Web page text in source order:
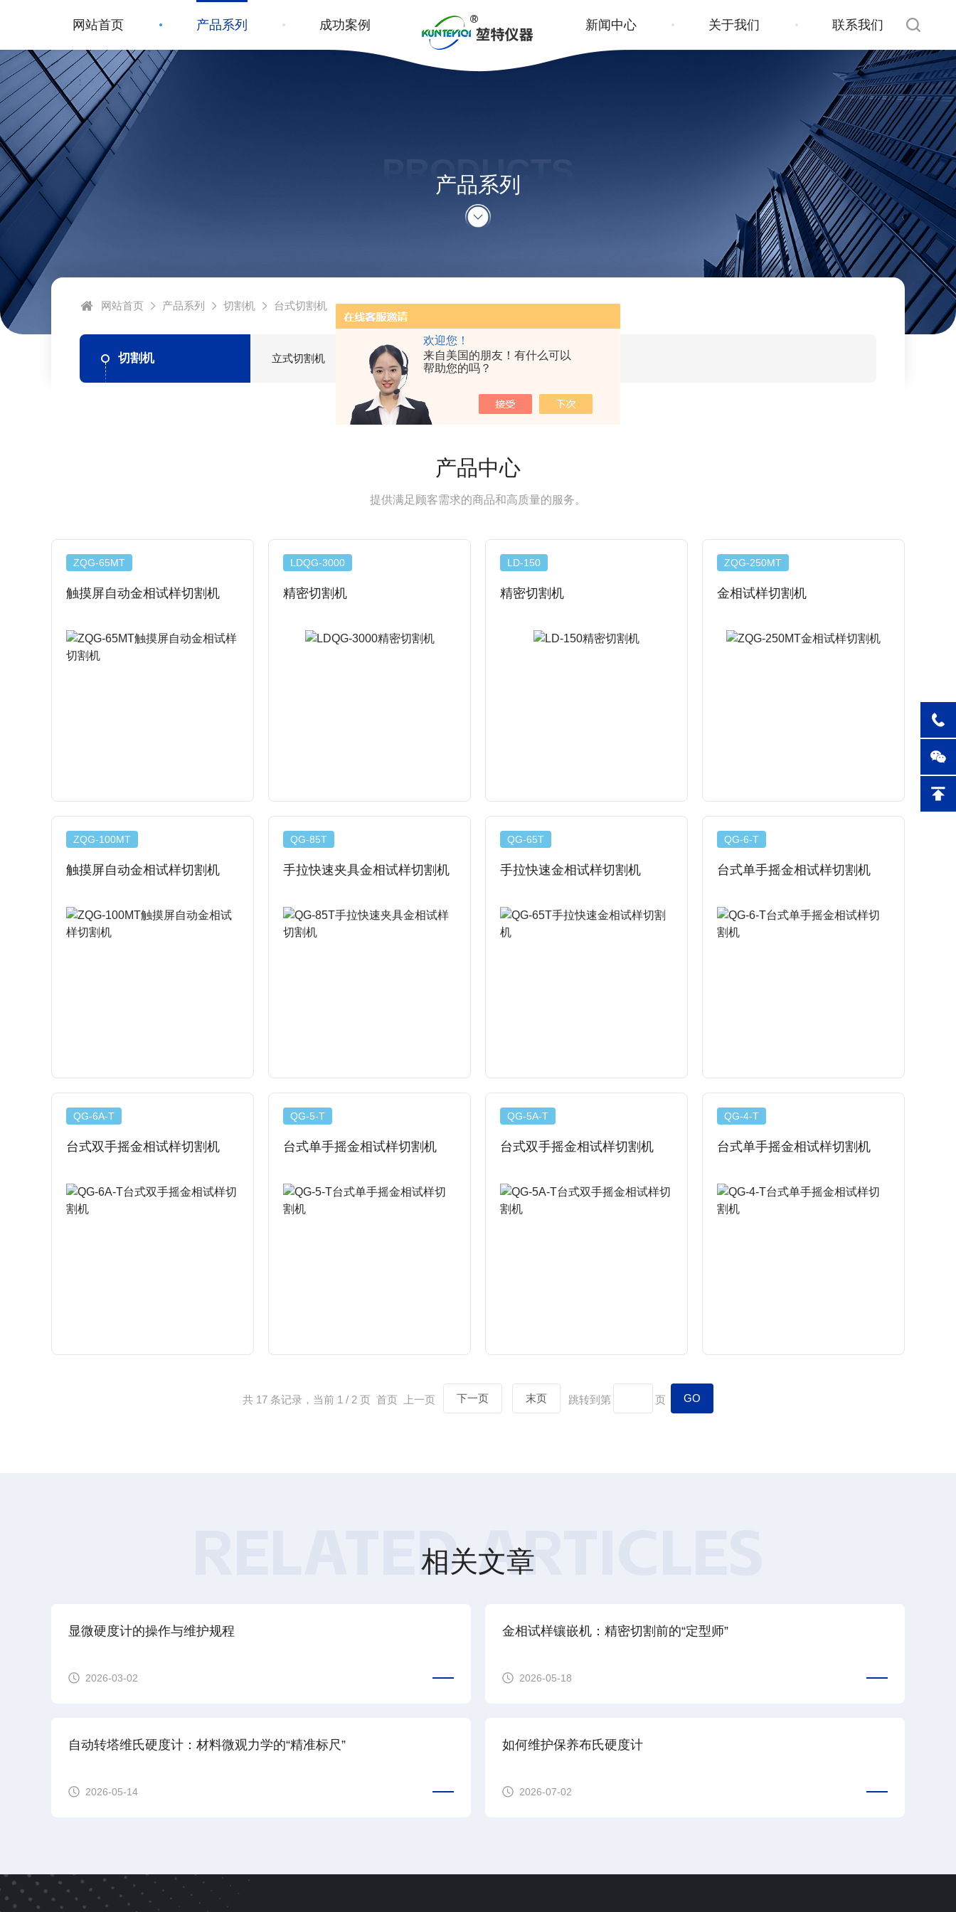
欢迎您！
来自美国的朋友！有什么可以
帮助您的吗？
网站首页 产品系列 成功案例 新闻中心 关于我们 联系我们
PRODUCTS
产品系列
网站首页 产品系列 切割机 台式切割机
切割机 立式切割机 台式切割机
产品中心
提供满足顾客需求的商品和高质量的服务。
ZQG-65MT
触摸屏自动金相试样切割机
LDQG-3000
精密切割机
LD-150
精密切割机
ZQG-250MT
金相试样切割机
ZQG-100MT
触摸屏自动金相试样切割机
QG-85T
手拉快速夹具金相试样切割机
QG-65T
手拉快速金相试样切割机
QG-6-T
台式单手摇金相试样切割机
QG-6A-T
台式双手摇金相试样切割机
QG-5-T
台式单手摇金相试样切割机
QG-5A-T
台式双手摇金相试样切割机
QG-4-T
台式单手摇金相试样切割机
共 17 条记录，当前 1 / 2 页 首页 上一页 下一页 末页 跳转到第 页
RELATED ARTICLES
相关文章
显微硬度计的操作与维护规程
2026-03-02
金相试样镶嵌机：精密切割前的“定型师”
2026-05-18
自动转塔维氏硬度计：材料微观力学的“精准标尺”
2026-05-14
如何维护保养布氏硬度计
2026-07-02